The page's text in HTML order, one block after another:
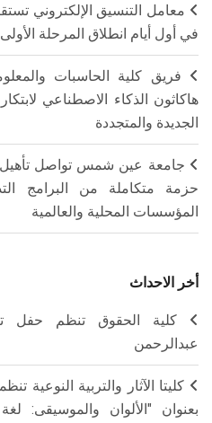
في أول أيام انطلاق المرحلة
فريق كلية الحاسبات
هاكاثون الذكاء الاصطناعي
الجديدة والمتجددة
جامعة عين شمس تواصل
حزمة متكاملة من البرامج
المؤسسات المحلية والعالمية
أخر الاحداث
كلية الحقوق تنظم حفل
عبدالرحمن
كليتا الآثار والتربية النوعية
بعنوان "الألوان والموسيقى: